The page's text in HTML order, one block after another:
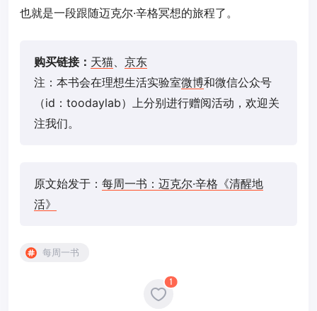
也就是一段跟随迈克尔·辛格冥想的旅程了。
购买链接： 天猫
京东
注：本书会在理想生活实验室微博和微信公众号
（id：toodaylab）上分别进行赠阅活动，欢迎关
注我们。
原文始发于： 每周一书：迈克尔·辛格《清醒地
活》
每周一书
1